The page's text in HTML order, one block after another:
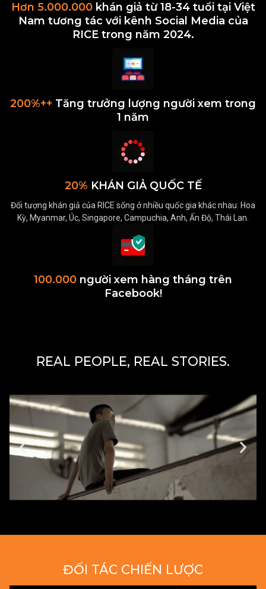
Hơn 5.000.000khán giả từ 18-34 tuổi tại Việt
Nam tương tác với kênh Social Media của
RICE trong năm 2024.
200%++ Tăng trưởng lượng người xem trong
1 năm
20% KHÁN GIẢ QUỐC TẾ
Đối tượng khán giả của RICE sống ở nhiều quốc gia khác nhau: Hoa
Kỳ, Myanmar, Úc, Singapore, Campuchia, Anh, Ấn Độ, Thái Lan.
100.000 người xem hàng tháng trên
Facebook!
REAL PEOPLE, REAL STORIES.
ĐỐI TÁC CHIẾN LƯỢC